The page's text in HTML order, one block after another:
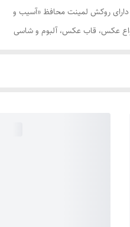
روکش لمینت محافظ «آسیب و
عکس، قاب عکس، آلبوم و شاسی